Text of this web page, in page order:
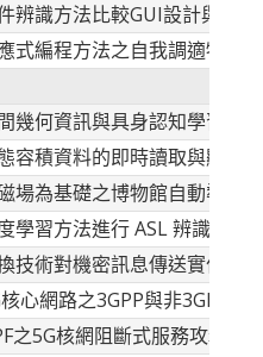
辨識方法比較GUI設計與實
式編程方法之自我調適物聯
幾何資訊與具身認知學習之
容積資料的即時讀取與顯示
場為基礎之博物館自動導覽
學習方法進行 ASL 辨識系統
技術對機密訊息傳送實作探討
心網路之3GPP與非3GPP接
之5G核網阻斷式服務攻擊設